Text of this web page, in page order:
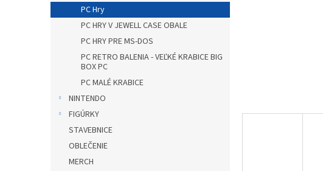
PC Hry
PC HRY V JEWELL CASE OBALE
PC HRY PRE MS-DOS
PC RETRO BALENIA - VEĽKÉ KRABICE BIG
BOX PC
PC MALÉ KRABICE
NINTENDO
FIGÚRKY
STAVEBNICE
OBLEČENIE
MERCH